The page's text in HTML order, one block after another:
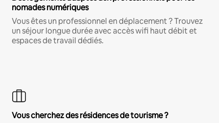
nomades numériques
Vous êtes un professionnel en déplacement ? Trouvez
un séjour longue durée avec accès wifi haut débit et
espaces de travail dédiés.
Vous cherchez des résidences de tourisme ?